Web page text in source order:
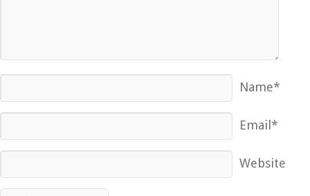
Name*
Email*
Website